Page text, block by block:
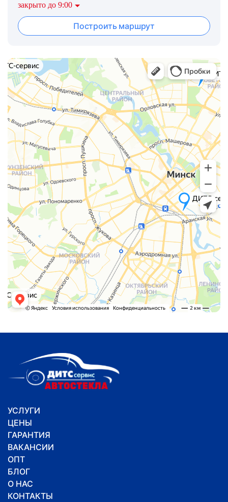
закрыто до 9:00
Построить маршрут
УСЛУГИ
ЦЕНЫ
ГАРАНТИЯ
ВАКАНСИИ
ОПТ
БЛОГ
О НАС
КОНТАКТЫ